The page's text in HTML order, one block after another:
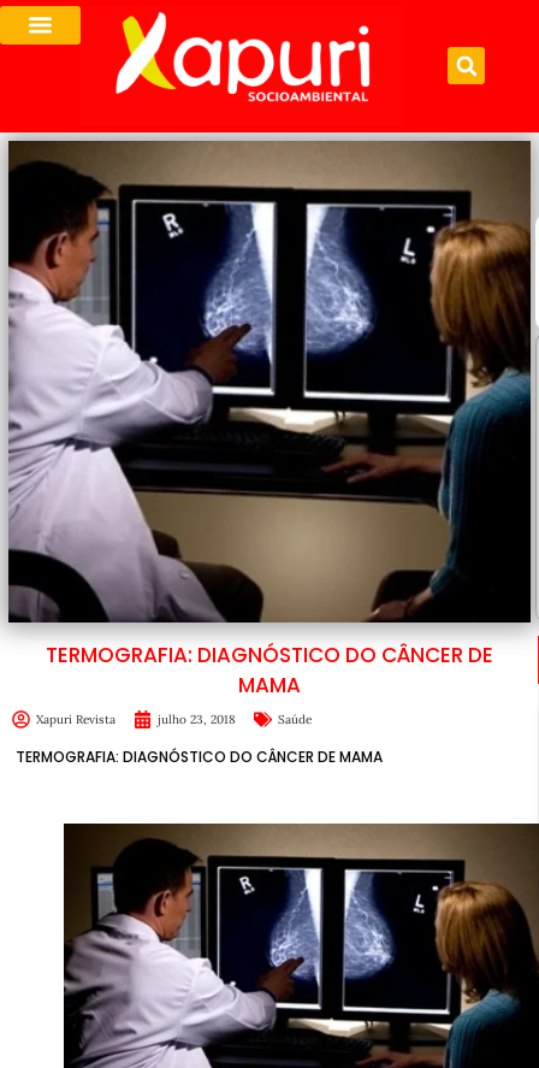
TERMOGRAFIA: DIAGNÓSTICO DO CÂNCER DE
MAMA
Xapuri Revista julho 23, 2018 Saúde
TERMOGRAFIA: DIAGNÓSTICO DO CÂNCER DE MAMA